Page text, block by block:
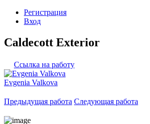
Регистрация
Вход
Caldecott Exterior
Ссылка на работу
Evgenia Valkova
Предыдущая работа Следующая работа